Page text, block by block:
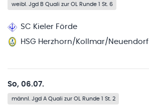
weibl. Jgd B Quali zur OL Runde 1 St. 6
SC Kieler Förde
HSG Herzhorn/Kollmar/Neuendorf
So, 06.07.
männl. Jgd A Quali zur OL Runde 1 St. 2